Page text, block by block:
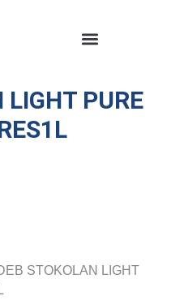
LIGHT PURE
STOKOLAN LIGHT